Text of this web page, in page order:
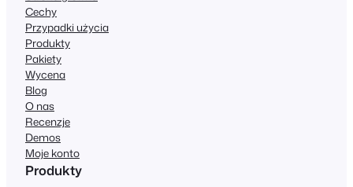
Cechy
Przypadki użycia
Produkty
Pakiety
Wycena
Blog
O nas
Recenzje
Demos
Moje konto
Produkty